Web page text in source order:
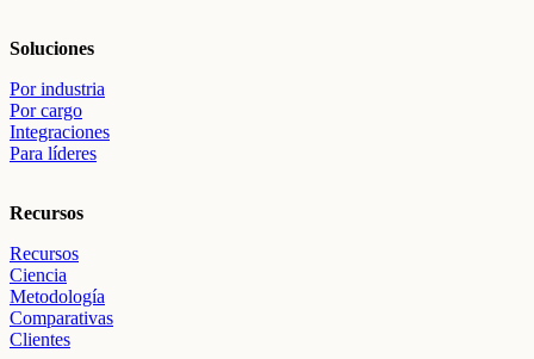
Soluciones
Por industria
Por cargo
Integraciones
Para líderes
Recursos
Recursos
Ciencia
Metodología
Comparativas
Clientes